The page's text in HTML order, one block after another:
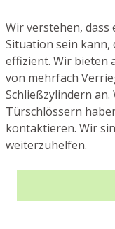
Wir verstehen,
Situation sein kann,
effizient. Wir bieten
von mehrfach
Schließzylindern
Türschlössern
kontaktieren. Wir
weiterzuhelfen.